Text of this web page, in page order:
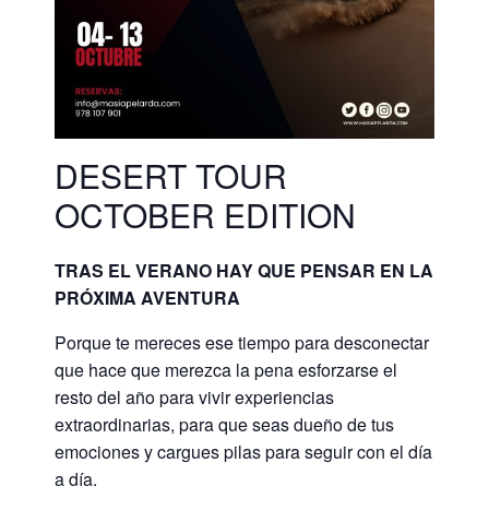
DESERT TOUR
OCTOBER EDITION
TRAS EL VERANO HAY QUE PENSAR EN LA
PRÓXIMA AVENTURA
Porque te mereces ese tiempo para desconectar
que hace que merezca la pena esforzarse el
resto del año para vivir experiencias
extraordinarias, para que seas dueño de tus
emociones y cargues pilas para seguir con el día
a día.